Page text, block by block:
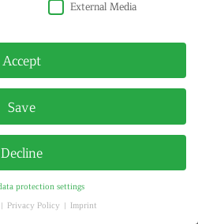
External Media
Accept
Save
Decline
protection settings
Privacy Policy Imprint